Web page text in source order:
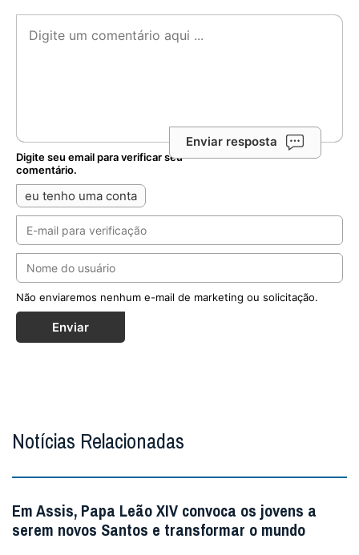
Enviar resposta
Digite seu email para verificar seu
comentário.
eu tenho uma conta
Não enviaremos nenhum e-mail de marketing ou solicitação.
Enviar
Notícias Relacionadas
Em Assis, Papa Leão XIV convoca os jovens a
serem novos Santos e transformar o mundo